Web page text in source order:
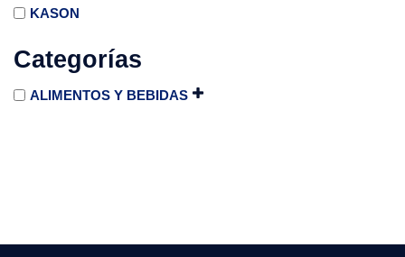
KASON
Categorías
ALIMENTOS Y BEBIDAS